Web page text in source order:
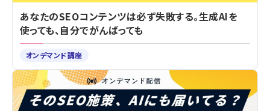
あなたのSEOコンテンツは必ず失敗する。生成AIを
使っても、自分でがんばっても
オンデマンド講座